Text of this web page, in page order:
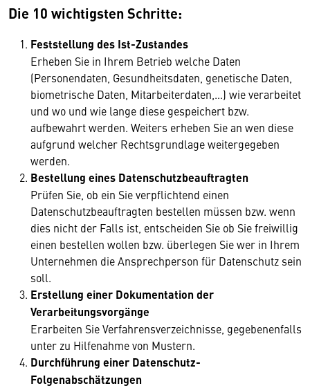
Die 10 wichtigsten Schritte:
Feststellung des Ist-Zustandes
Erheben Sie in Ihrem Betrieb welche Daten
(Personendaten, Gesundheitsdaten, genetische Daten,
biometrische Daten, Mitarbeiterdaten,…) wie verarbeitet
und wo und wie lange diese gespeichert bzw.
aufbewahrt werden. Weiters erheben Sie an wen diese
aufgrund welcher Rechtsgrundlage weitergegeben
werden.
Bestellung eines Datenschutzbeauftragten
Prüfen Sie, ob ein Sie verpflichtend einen
Datenschutzbeauftragten bestellen müssen bzw. wenn
dies nicht der Falls ist, entscheiden Sie ob Sie freiwillig
einen bestellen wollen bzw. überlegen Sie wer in Ihrem
Unternehmen die Ansprechperson für Datenschutz sein
soll.
Erstellung einer Dokumentation der
Verarbeitungsvorgänge
Erarbeiten Sie Verfahrensverzeichnisse, gegebenenfalls
unter zu Hilfenahme von Mustern.
Durchführung einer Datenschutz-
Folgenabschätzungen